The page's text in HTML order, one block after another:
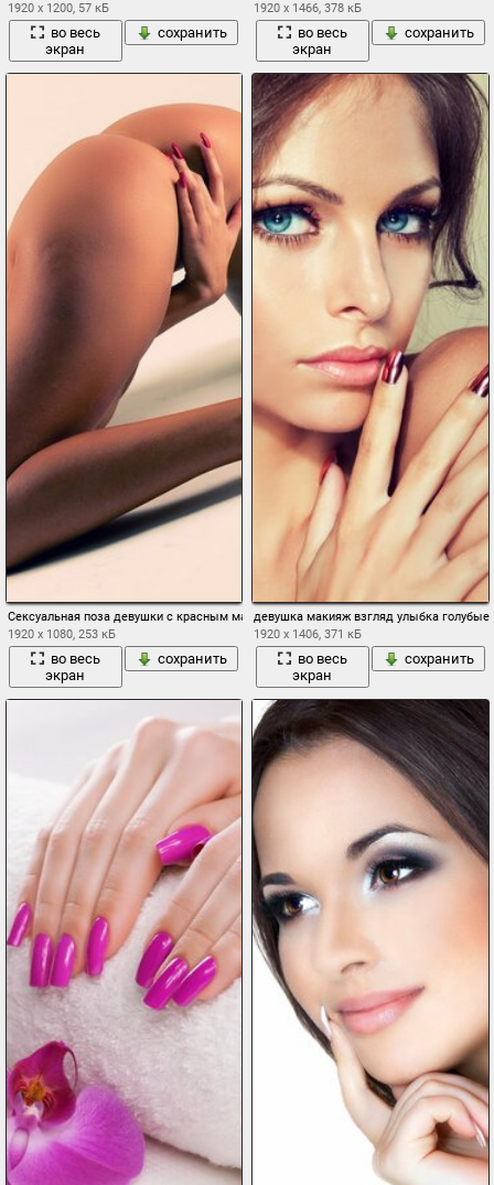
1920 x 1200, 57 кБ
во весь
экран
сохранить
1920 x 1466, 378 кБ
во весь
экран
сохранить
Сексуальная поза девушки с красным маникюром
1920 x 1080, 253 кБ
во весь
экран
сохранить
девушка макияж взгляд улыбка голубые
1920 x 1406, 371 кБ
во весь
экран
сохранить